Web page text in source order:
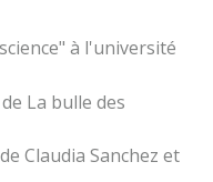
à l'université
La bulle des
Claudia Sanchez et